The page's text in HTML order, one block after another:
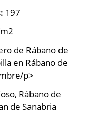
197
de Rábano de
en Rábano de
p>
Rábano de
de Sanabria